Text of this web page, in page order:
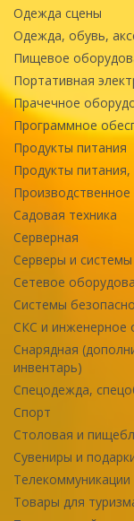
Одежда сцены
Одежда, обувь,
Пищевое
Портативная
Прачечное
Программное
Продукты питания
Продукты питания,
Садовая техника
Серверная
Серверы и
Сетевое
Системы
СКС и инженерное
Снарядная
инвентарь)
Спецодежда,
Спорт
Столовая и
Сувениры и
Телекоммуникации
Товары для